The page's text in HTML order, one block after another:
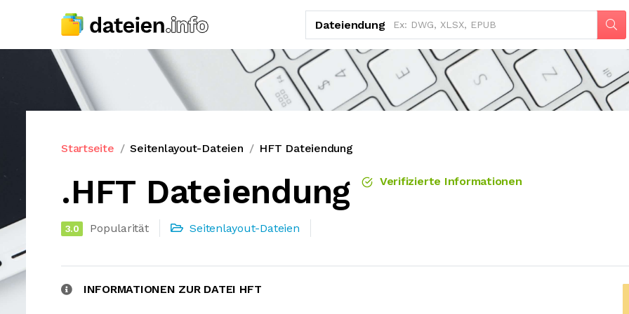
Dateiendung
Startseite Seitenlayout-Dateien HFT Dateiendung
.HFT Dateiendung Verifizierte Informationen
3.0 Popularität Seitenlayout-Dateien
INFORMATIONEN ZUR DATEI HFT